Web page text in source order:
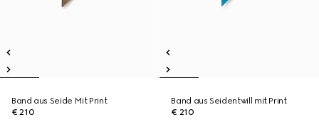
Band aus Seide Mit Print
€ 210
Band aus Seidentwill mit Print
€ 210